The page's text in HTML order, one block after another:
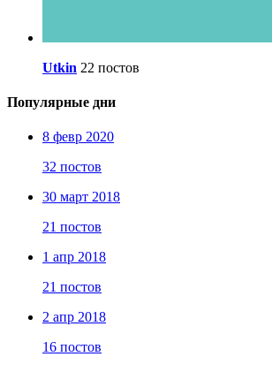
Utkin 22 постов
Популярные дни
8 февр 2020
32 постов
30 март 2018
21 постов
1 апр 2018
21 постов
2 апр 2018
16 постов